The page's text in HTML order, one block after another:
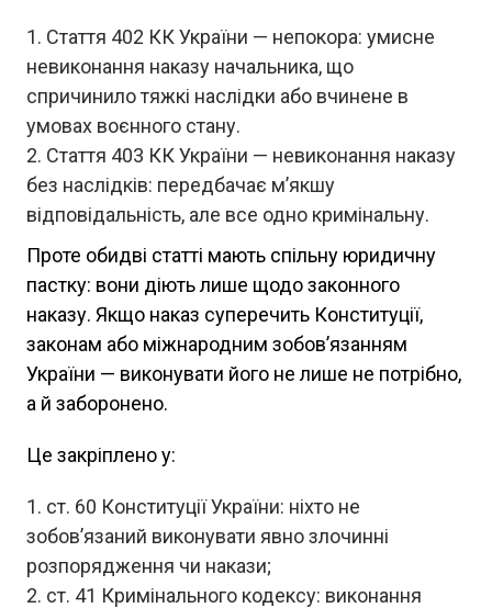
Стаття 402 КК України — непокора: умисне
невиконання наказу начальника, що
спричинило тяжкі наслідки або вчинене в
умовах воєнного стану.
Стаття 403 КК України — невиконання наказу
без наслідків: передбачає м’якшу
відповідальність, але все одно кримінальну.
Проте обидві статті мають спільну юридичну
пастку: вони діють лише щодо законного
наказу. Якщо наказ суперечить Конституції,
законам або міжнародним зобов’язанням
України — виконувати його не лише не потрібно,
а й заборонено.
Це закріплено у:
ст. 60 Конституції України: ніхто не
зобов’язаний виконувати явно злочинні
розпорядження чи накази;
ст. 41 Кримінального кодексу: виконання